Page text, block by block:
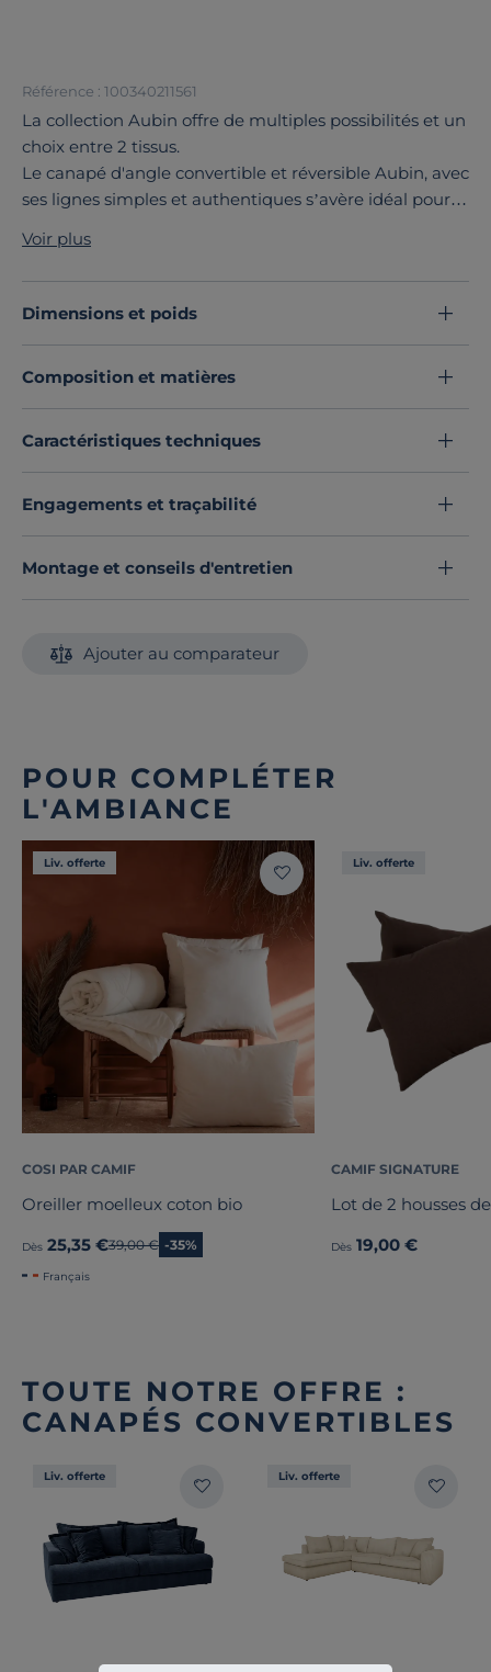
Référence : 100340211561
La collection Aubin offre de multiples possibilités et un
choix entre 2 tissus.
Le canapé d'angle convertible et réversible Aubin, avec
ses lignes simples et authentiques s’avère idéal pour
Vous apprécierez son excellent confort d’assise.
La collection Aubin est déclinée en canapé grand 2
places, 3 places et grand 3 places, fixe ou convertible,
ou tissu recyclé.
Découvrez toute notre sélection :Canapés convertibles
Voir plus
Dimensions et poids
Composition et matières
Caractéristiques techniques
Engagements et traçabilité
Montage et conseils d'entretien
Ajouter au comparateur
POUR COMPLÉTER
L'AMBIANCE
Liv. offerte
COSI PAR CAMIF
Oreiller moelleux coton bio
Dès 25,35 €Ancien prix
39,00 € -35%
Français
Liv. offerte
CAMIF SIGNATURE
Lot de 2 housses
Dès 19,00 €
TOUTE NOTRE OFFRE :
CANAPÉS CONVERTIBLES
Liv. offerte Liv. offerte